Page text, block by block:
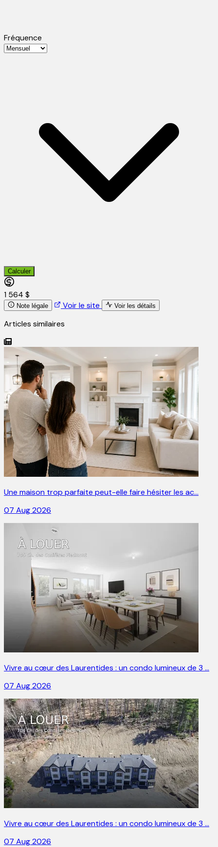
Fréquence
Calculer
1 564 $
Note légale Voir le site Voir les détails
Articles similaires
Une maison trop parfaite peut-elle faire hésiter les ac…
07 Aug 2026
Vivre au cœur des Laurentides : un condo lumineux de 3 …
07 Aug 2026
Vivre au cœur des Laurentides : un condo lumineux de 3 …
07 Aug 2026